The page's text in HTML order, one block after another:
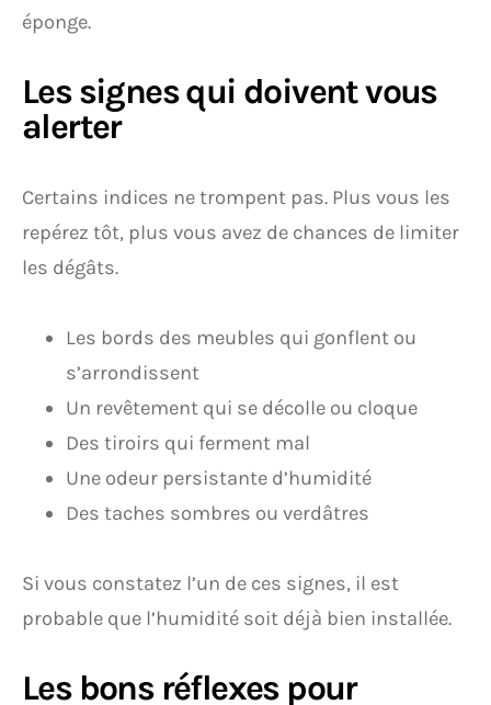
éponge.
Les signes qui doivent vous
alerter
Certains indices ne trompent pas. Plus vous les
repérez tôt, plus vous avez de chances de limiter
les dégâts.
Les bords des meubles qui gonflent ou
s’arrondissent
Un revêtement qui se décolle ou cloque
Des tiroirs qui ferment mal
Une odeur persistante d’humidité
Des taches sombres ou verdâtres
Si vous constatez l’un de ces signes, il est
probable que l’humidité soit déjà bien installée.
Les bons réflexes pour